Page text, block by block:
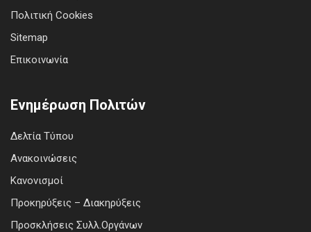
Πολιτική Cookies
Sitemap
Επικοινωνία
Ενημέρωση Πολιτών
Δελτία Τύπου
Ανακοινώσεις
Κανονισμοί
Προκηρύξεις – Διακηρύξεις
Προσκλήσεις Συλλ.Οργάνων